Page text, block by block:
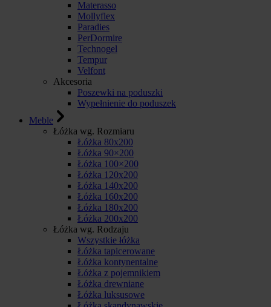
Materasso
Mollyflex
Paradies
PerDormire
Technogel
Tempur
Velfont
Akcesoria
Poszewki na poduszki
Wypełnienie do poduszek
Meble
Łóżka wg. Rozmiaru
Łóżka 80x200
Łóżka 90×200
Łóżka 100×200
Łóżka 120x200
Łóżka 140x200
Łóżka 160x200
Łóżka 180x200
Łóżka 200x200
Łóżka wg. Rodzaju
Wszystkie łóżka
Łóżka tapicerowane
Łóżka kontynentalne
Łóżka z pojemnikiem
Łóżka drewniane
Łóżka luksusowe